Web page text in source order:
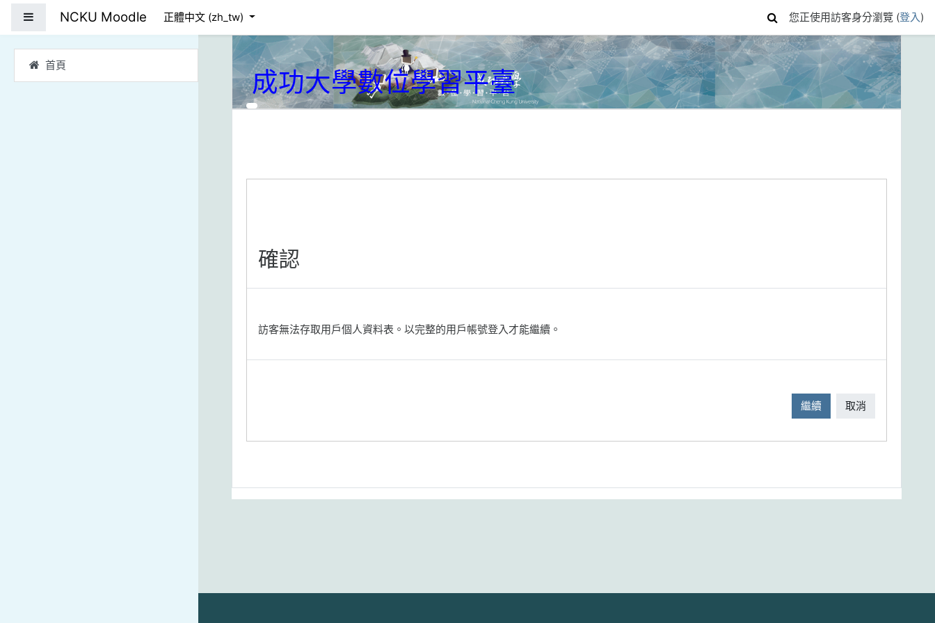
首頁
NCKU Moodle 正體中文 ‎(zh_tw)‎ 您正使用訪客身分瀏覽 (登入)
成功大學數位學習平臺
確認
訪客無法存取用戶個人資料表。以完整的用戶帳號登入才能繼續。
繼續 取消